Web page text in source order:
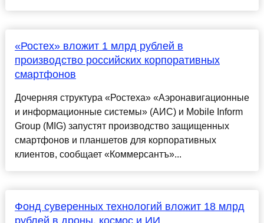
«Ростех» вложит 1 млрд рублей в
производство российских корпоративных
смартфонов
Дочерняя структура «Ростеха» «Аэронавигационные
и информационные системы» (АИС) и Mobile Inform
Group (MIG) запустят производство защищенных
смартфонов и планшетов для корпоративных
клиентов, сообщает «Коммерсантъ»...
Фонд суверенных технологий вложит 18 млрд